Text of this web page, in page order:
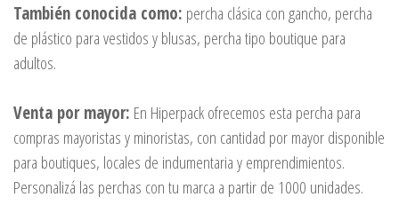
También conocida como: percha clásica con gancho, percha
de plástico para vestidos y blusas, percha tipo boutique para
adultos.
Venta por mayor: En Hiperpack ofrecemos esta percha para
compras mayoristas y minoristas, con cantidad por mayor disponible
para boutiques, locales de indumentaria y emprendimientos.
Personalizá las perchas con tu marca a partir de 1000 unidades.